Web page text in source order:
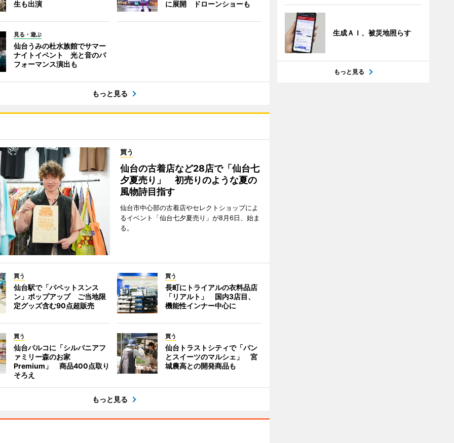
生も出演
に展開 ドローンショーも
見る・遊ぶ
仙台うみの杜水族館でサマー
ナイトイベント 光と音のパ
フォーマンス演出も
もっと見る
買う
仙台の古着店など28店で「仙台七
夕夏売り」 初売りのような夏の
風物詩目指す
仙台市中心部の古着店やセレクトショップによ
るイベント「仙台七夕夏売り」が8月6日、始ま
る。
買う
仙台駅で「パペットスンス
ン」ポップアップ ご当地限
定グッズ含む90点超販売
買う
長町にトライアルの衣料品店
「リアルト」 国内3店目、
機能性インナー中心に
買う
仙台パルコに「シルバニアフ
ァミリー森のお家
Premium」 商品400点取り
そろえ
買う
仙台トラストシティで「パン
とスイーツのマルシェ」 宮
城農高との開発商品も
もっと見る
生成ＡＩ、被災地照らす
もっと見る